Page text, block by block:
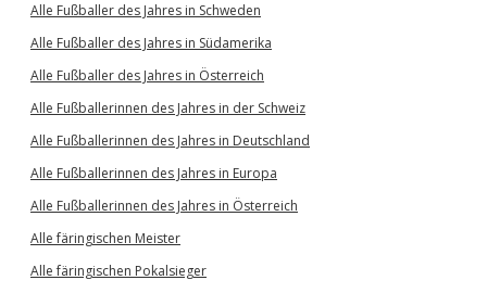
Alle Fußballer des Jahres in Schweden
Alle Fußballer des Jahres in Südamerika
Alle Fußballer des Jahres in Österreich
Alle Fußballerinnen des Jahres in der Schweiz
Alle Fußballerinnen des Jahres in Deutschland
Alle Fußballerinnen des Jahres in Europa
Alle Fußballerinnen des Jahres in Österreich
Alle färingischen Meister
Alle färingischen Pokalsieger